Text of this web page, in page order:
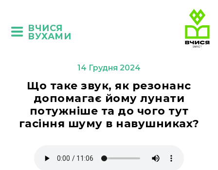
ВЧИСЯ
ВУХАМИ
14 Грудня 2024
Що таке звук, як резонанс
допомагає йому лунати
потужніше та до чого тут
гасіння шуму в навушниках?